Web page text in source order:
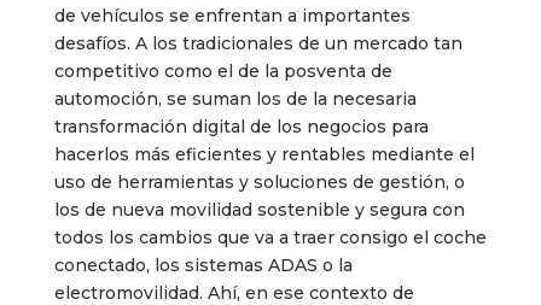
de vehículos se enfrentan a importantes
desafíos. A los tradicionales de un mercado tan
competitivo como el de la posventa de
automoción, se suman los de la necesaria
transformación digital de los negocios para
hacerlos más eficientes y rentables mediante el
uso de herramientas y soluciones de gestión, o
los de nueva movilidad sostenible y segura con
todos los cambios que va a traer consigo el coche
conectado, los sistemas ADAS o la
electromovilidad. Ahí, en ese contexto de